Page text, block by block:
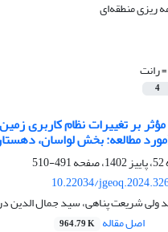
رانت
4
بر تغییرات نظام کاربری
مطالعه: بخش لواسان،
491-510
10.22034/
ولی شریعت پناهی، سید جمال الدین
اصل مقاله 964.79 K